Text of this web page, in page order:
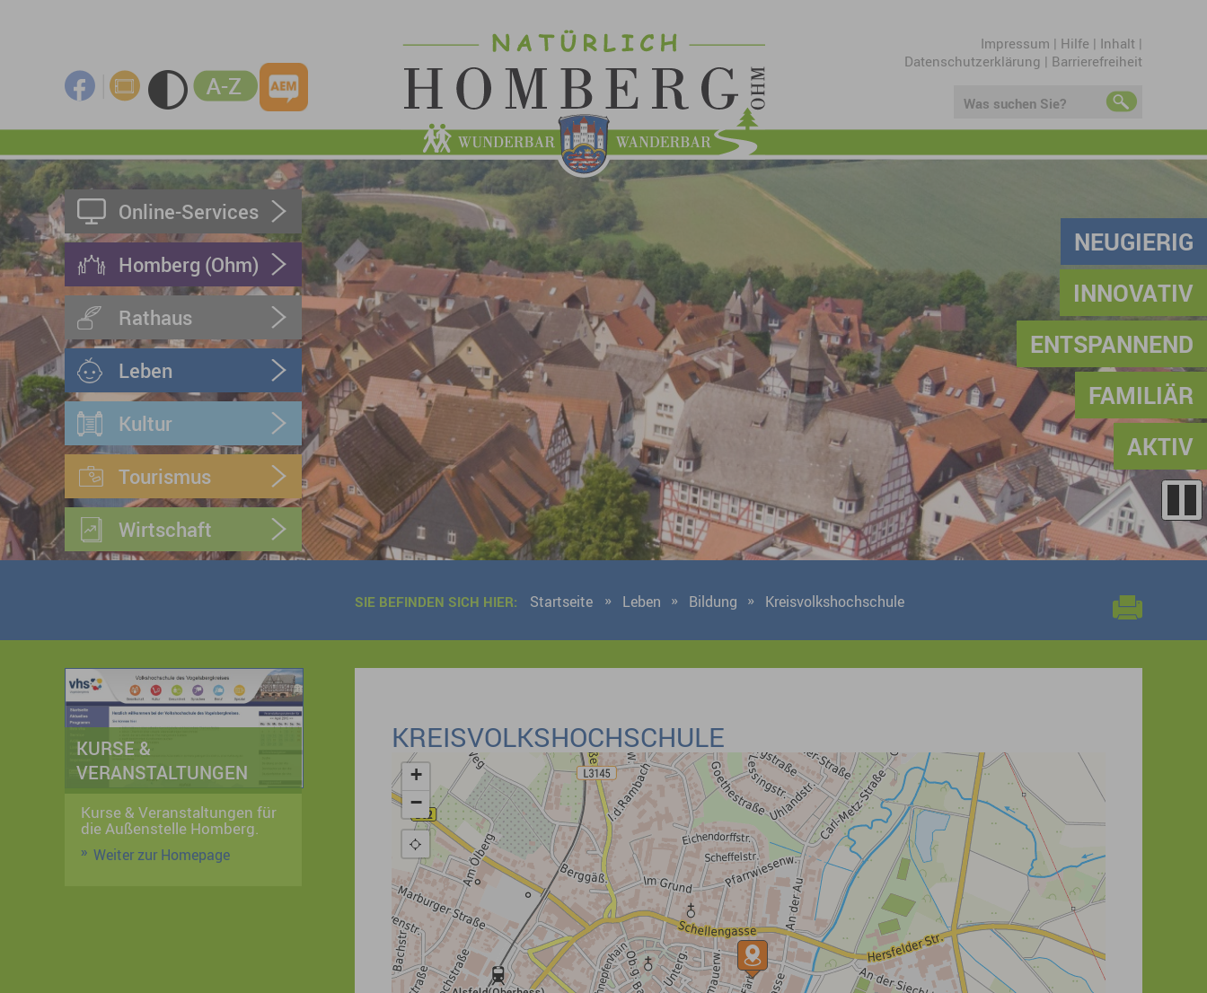
Impressum | Hilfe | Inhalt |
Datenschutzerklärung | Barrierefreiheit
Was suchen Sie?
NEUGIERIG
INNOVATIV
ENTSPANNEND
FAMILIÄR
AKTIV
Online-Services
Homberg (Ohm)
Rathaus
Leben
Kultur
Tourismus
Wirtschaft
SIE BEFINDEN SICH HIER: Startseite Leben Bildung Kreisvolkshochschule
KURSE &
VERANSTALTUNGEN
Kurse & Veranstaltungen für
die Außenstelle Homberg.
Weiter zur Homepage
KREISVOLKSHOCHSCHULE